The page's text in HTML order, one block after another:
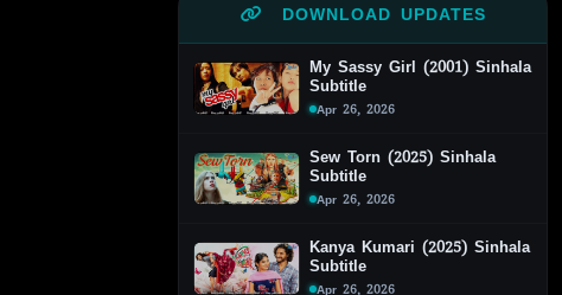
DOWNLOAD UPDATES
My Sassy Girl (2001) Sinhala
Subtitle
Apr 26, 2026
Sew Torn (2025) Sinhala
Subtitle
Apr 26, 2026
Kanya Kumari (2025) Sinhala
Subtitle
Apr 26, 2026